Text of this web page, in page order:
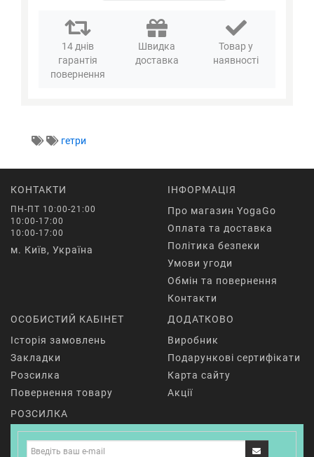
14 днів
гарантія
повернення
Швидка
доставка
Товар у
наявності
гетри
КОНТАКТИ
ПН-ПТ 10:00-21:00
10:00-17:00
10:00-17:00
м. Київ, Україна
ІНФОРМАЦІЯ
Про магазин YogaGo
Оплата та доставка
Політика безпеки
Умови угоди
Обмін та повернення
Контакти
ОСОБИСТИЙ КАБІНЕТ
Історія замовлень
Закладки
Розсилка
Повернення товару
ДОДАТКОВО
Виробник
Подарункові сертифікати
Карта сайту
Акції
РОЗСИЛКА